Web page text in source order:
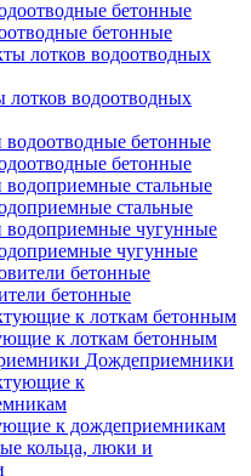
бетонные
лотков водоотводных
бетонные
стальные
чугунные
бетонные
к лоткам бетонным
Дождеприемники
к дождеприемникам